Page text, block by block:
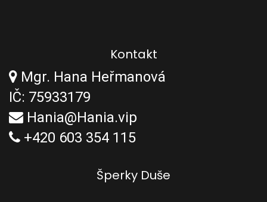
Kontakt
Mgr. Hana Heřmanová
IČ: 75933179
Hania@Hania.vip
+420 603 354 115
Šperky Duše